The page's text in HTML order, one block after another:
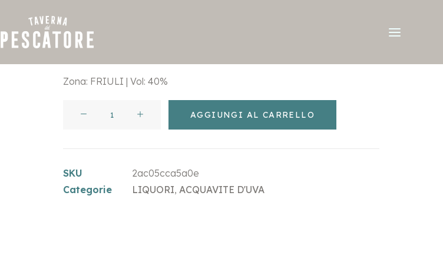
€8,00
Zona: FRIULI | Vol: 40%
quantità
AGGIUNGI AL CARRELLO
SKU
2ac05cca5a0e
Categorie
LIQUORI, ACQUAVITE D'UVA